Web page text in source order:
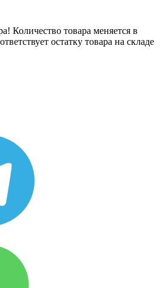
Количество товара меняется в
остатку товара на складе